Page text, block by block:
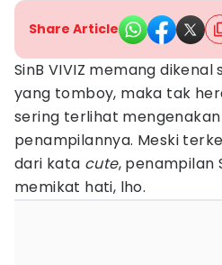
Share Article
SinB VIVIZ memang
yang tomboy, maka tak
sering terlihat mengenakan
penampilannya. Meski
dari kata cute, penampilan
memikat hati, lho.